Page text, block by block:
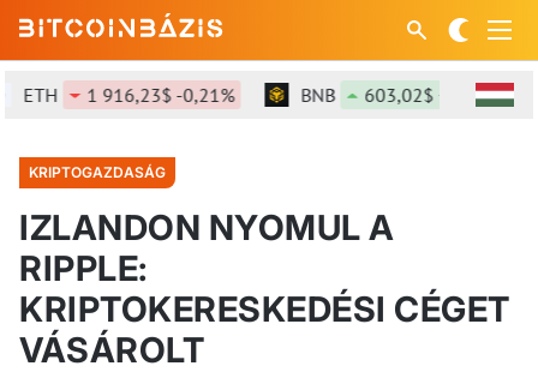
ETH 1 916,23$ -0,21% BNB 603,02$ +1,26%
KRIPTOGAZDASÁG
IZLANDON NYOMUL A
RIPPLE:
KRIPTOKERESKEDÉSI CÉGET
VÁSÁROLT